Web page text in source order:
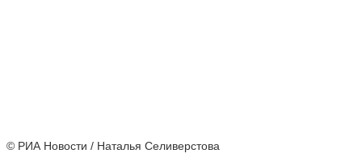
© РИА Новости / Наталья Селиверстова